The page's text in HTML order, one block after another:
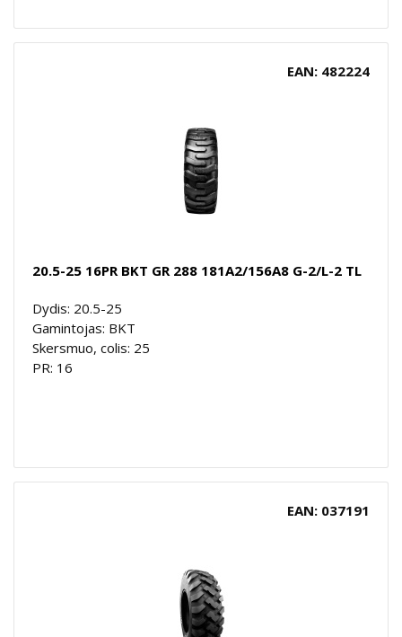
EAN: 482224
20.5-25 16PR BKT GR 288 181A2/156A8 G-2/L-2 TL
Dydis: 20.5-25
Gamintojas: BKT
Skersmuo, colis: 25
PR: 16
EAN: 037191